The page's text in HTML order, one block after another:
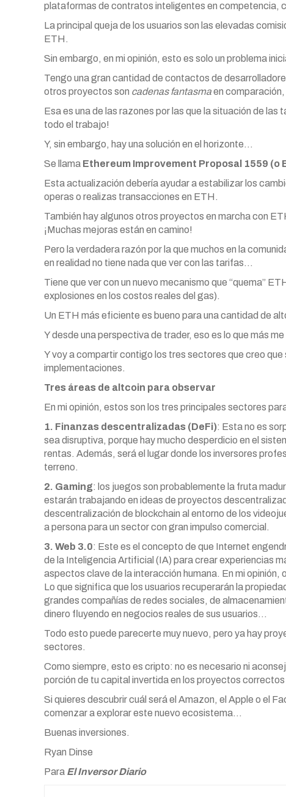
plataformas de contratos inteligentes en competencia,
La principal queja de los usuarios son las elevadas
ETH.
Sin embargo, en mi opinión, esto es solo un problema
Tengo una gran cantidad de contactos de
otros proyectos son cadenas fantasmaen
Esa es una de las razones por las que la situación de
todo el trabajo!
Y, sin embargo, hay una solución en el horizonte…
Se llama Ethereum Improvement Proposal 1559 (o
Esta actualización debería ayudar a estabilizar los
operas o realizas transacciones en ETH.
También hay algunos otros proyectos en marcha con
¡Muchas mejoras están en camino!
Pero la verdadera razón por la que muchos en la
en realidad no tiene nada que ver con las tarifas…
Tiene que ver con un nuevo mecanismo que “quema”
explosiones en los costos reales del gas).
Un ETH más eficiente es bueno para una cantidad de
Y desde una perspectiva de trader, eso es lo que más
Y voy a compartir contigo los tres sectores que creo
implementaciones.
Tres áreas de altcoin para observar
En mi opinión, estos son los tres principales sectores
1. Finanzas descentralizadas (DeFi): Esta no es
sea disruptiva, porque hay mucho desperdicio en el
rentas. Además, será el lugar donde los inversores
terreno.
2. Gaming: los juegos son probablemente la fruta
estarán trabajando en ideas de proyectos
descentralización de blockchain al entorno de los
a persona para un sector con gran impulso comercial.
3. Web 3.0: Este es el concepto de que Internet
de la Inteligencia Artificial (IA) para crear experiencias
aspectos clave de la interacción humana. En mi
Lo que significa que los usuarios recuperarán la
grandes compañías de redes sociales, de
dinero fluyendo en negocios reales de sus usuarios…
Todo esto puede parecerte muy nuevo, pero ya hay
sectores.
Como siempre, esto es cripto: no es necesario ni
porción de tu capital invertida en los proyectos
Si quieres descubrir cuál será el Amazon, el Apple o el
comenzar a explorar este nuevo ecosistema…
Buenas inversiones.
Ryan Dinse
Para El Inversor Diario